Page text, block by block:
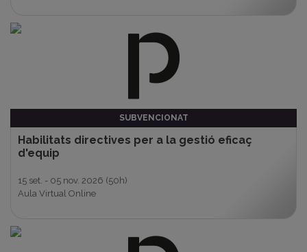
SUBVENCIONAT
Habilitats directives per a la gestió eficaç
d'equip
15 set. - 05 nov. 2026 (50h)
Aula Virtual Online